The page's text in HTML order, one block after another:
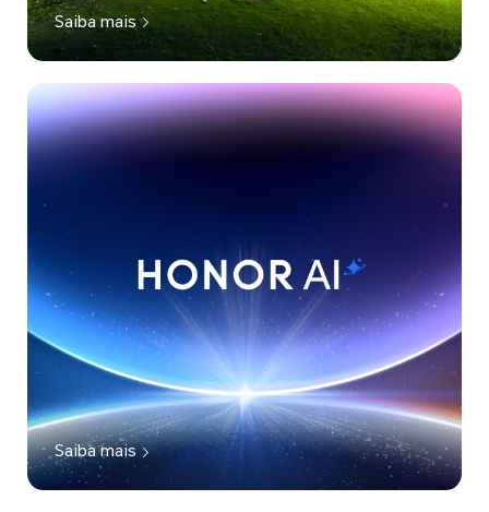
Saiba mais
Saiba mais